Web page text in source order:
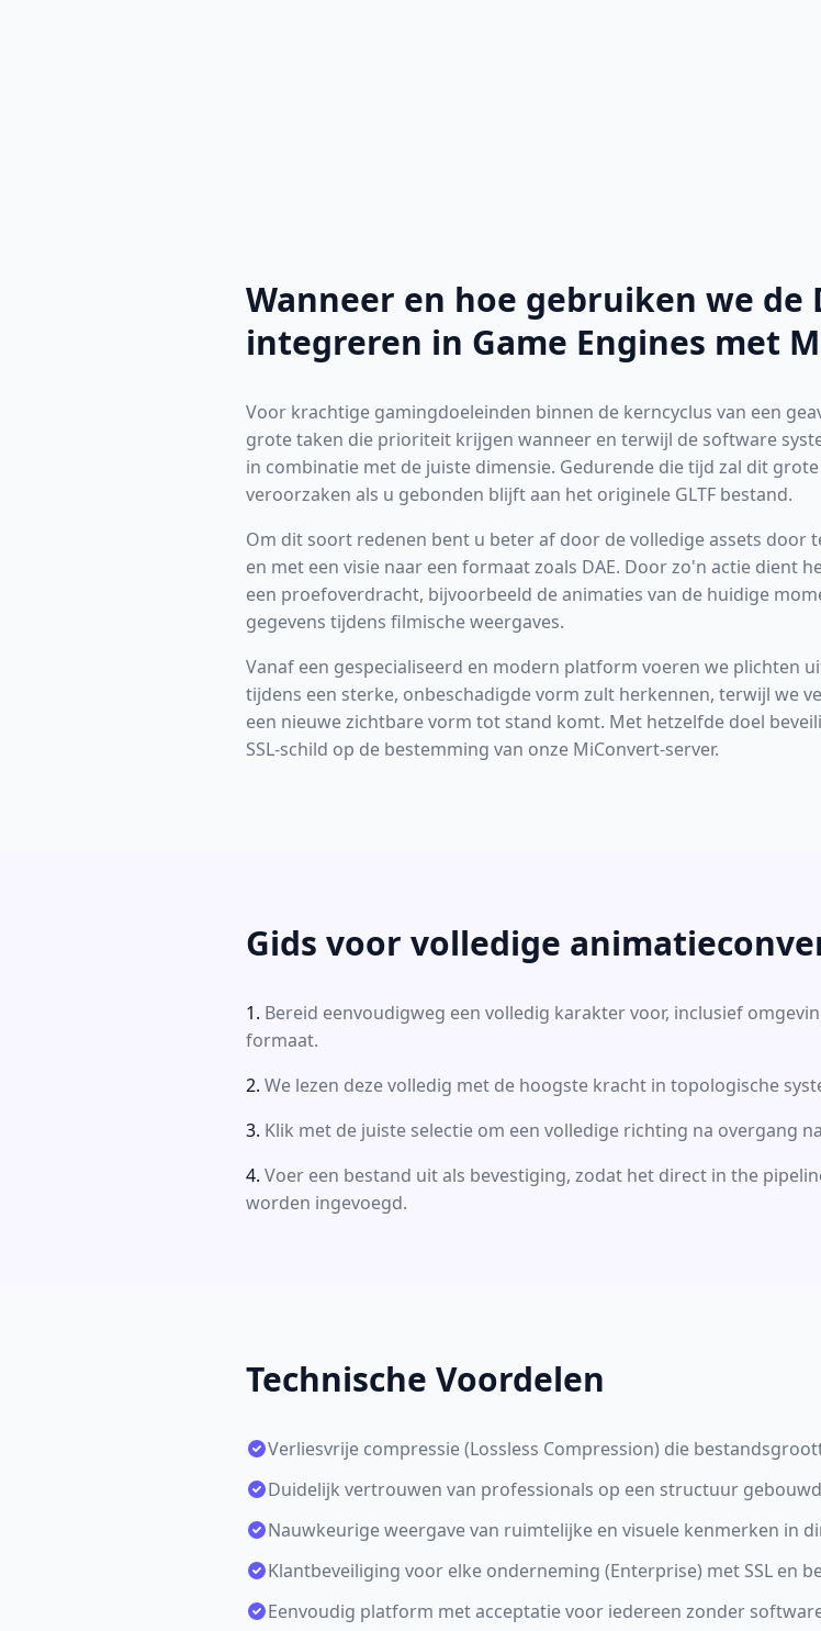
Wanneer en hoe gebruiken we de
integreren in Game Engines met
Voor krachtige gamingdoeleinden binnen de kerncyclus van een
grote taken die prioriteit krijgen wanneer en terwijl de software
in combinatie met de juiste dimensie. Gedurende die tijd zal dit
veroorzaken als u gebonden blijft aan het originele GLTF bestand.
Om dit soort redenen bent u beter af door de volledige assets door
en met een visie naar een formaat zoals DAE. Door zo'n actie dient
een proefoverdracht, bijvoorbeeld de animaties van de huidige
gegevens tijdens filmische weergaves.
Vanaf een gespecialiseerd en modern platform voeren we plichten
tijdens een sterke, onbeschadigde vorm zult herkennen, terwijl we
een nieuwe zichtbare vorm tot stand komt. Met hetzelfde doel
SSL-schild op de bestemming van onze MiConvert-server.
Gids voor volledige
Bereid eenvoudigweg een volledig karakter voor, inclusief
formaat.
We lezen deze volledig met de hoogste kracht in topologische
Klik met de juiste selectie om een volledige richting na overgang
Voer een bestand uit als bevestiging, zodat het direct in the
worden ingevoegd.
Technische Voordelen
Verliesvrije compressie (Lossless Compression) die
Duidelijk vertrouwen van professionals op een structuur
Nauwkeurige weergave van ruimtelijke en visuele kenmerken in
Klantbeveiliging voor elke onderneming (Enterprise) met SSL en
Eenvoudig platform met acceptatie voor iedereen zonder